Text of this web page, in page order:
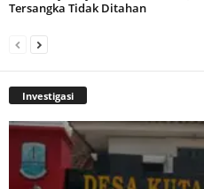
Tersangka Tidak Ditahan
Investigasi